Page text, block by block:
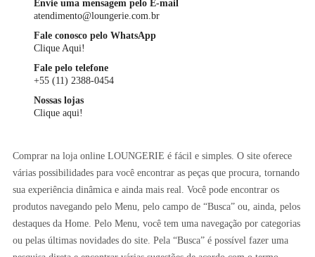
Envie uma mensagem pelo E-mail
atendimento@loungerie.com.br
Fale conosco pelo WhatsApp
Clique Aqui!
Fale pelo telefone
+55 (11) 2388-0454
Nossas lojas
Clique aqui!
Comprar na loja online LOUNGERIE é fácil e simples. O site oferece
várias possibilidades para você encontrar as peças que procura, tornando
sua experiência dinâmica e ainda mais real. Você pode encontrar os
produtos navegando pelo Menu, pelo campo de “Busca” ou, ainda, pelos
destaques da Home. Pelo Menu, você tem uma navegação por categorias
ou pelas últimas novidades do site. Pela “Busca” é possível fazer uma